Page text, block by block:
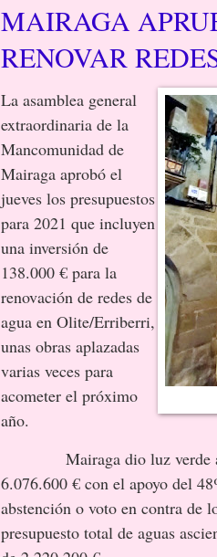
MAIRAGA
RENOVAR
La asamblea general
extraordinaria de la
Mancomunidad de
Mairaga aprobó el
jueves los presupuestos
para 2021 que incluyen
una inversión de
138.000 € para la
renovación de redes de
agua en Olite/Erriberri,
unas obras aplazadas
varias veces para
acometer el próximo
año.
Mairaga dio luz verde
6.076.600 € con el apoyo del
abstención o voto en contra de
presupuesto total de aguas